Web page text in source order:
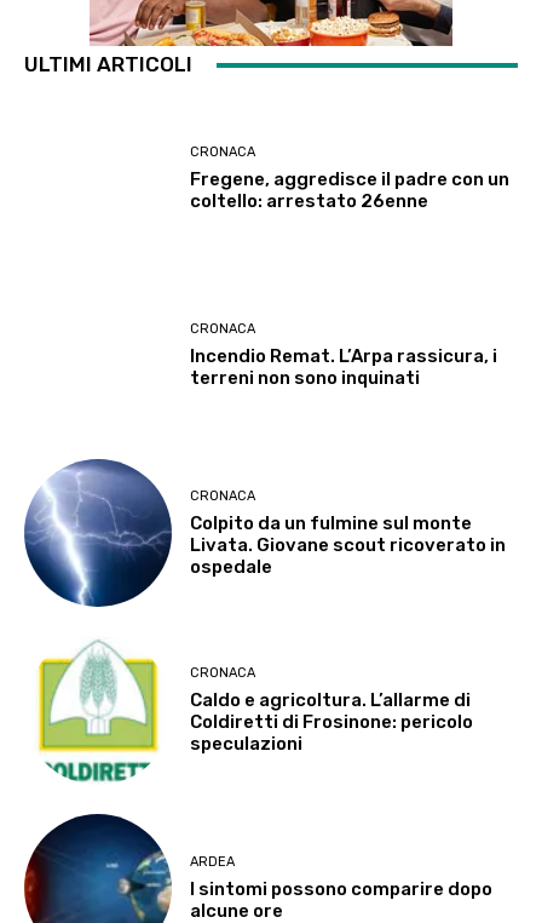
ULTIMI ARTICOLI
CRONACA
Fregene, aggredisce il padre con un
coltello: arrestato 26enne
CRONACA
Incendio Remat. L’Arpa rassicura, i
terreni non sono inquinati
CRONACA
Colpito da un fulmine sul monte
Livata. Giovane scout ricoverato in
ospedale
CRONACA
Caldo e agricoltura. L’allarme di
Coldiretti di Frosinone: pericolo
speculazioni
ARDEA
I sintomi possono comparire dopo
alcune ore